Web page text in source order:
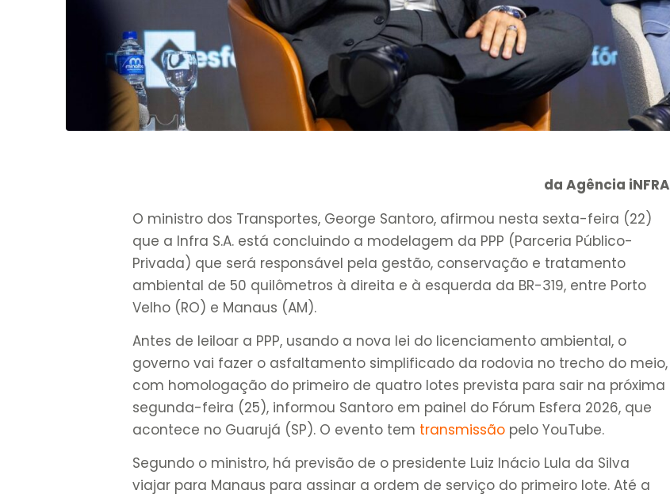
da Agência iNFRA
O ministro dos Transportes, George Santoro, afirmou nesta sexta-feira (22)
que a Infra S.A. está concluindo a modelagem da PPP (Parceria Público-
Privada) que será responsável pela gestão, conservação e tratamento
ambiental de 50 quilômetros à direita e à esquerda da BR-319, entre Porto
Velho (RO) e Manaus (AM).
Antes de leiloar a PPP, usando a nova lei do licenciamento ambiental, o
governo vai fazer o asfaltamento simplificado da rodovia no trecho do meio,
com homologação do primeiro de quatro lotes prevista para sair na próxima
segunda-feira (25), informou Santoro em painel do Fórum Esfera 2026, que
acontece no Guarujá (SP). O evento tem transmissão pelo YouTube.
Segundo o ministro, há previsão de o presidente Luiz Inácio Lula da Silva
viajar para Manaus para assinar a ordem de serviço do primeiro lote. Até a